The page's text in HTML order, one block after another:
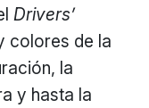
Drivers’
colores de la
la
y hasta la